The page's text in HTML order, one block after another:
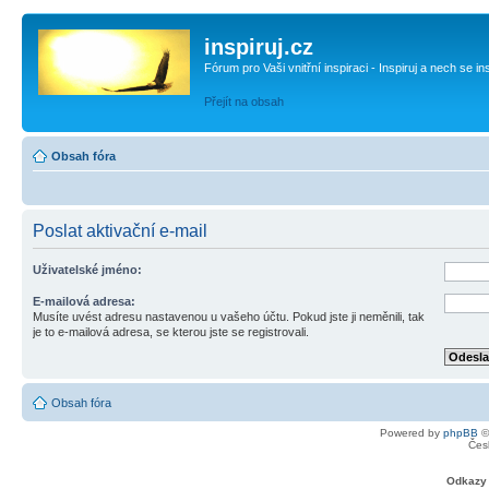
inspiruj.cz
Fórum pro Vaši vnitřní inspiraci - Inspiruj a nech se
Přejít na obsah
Obsah fóra
Poslat aktivační e-mail
Uživatelské jméno:
E-mailová adresa:
Musíte uvést adresu nastavenou u vašeho účtu. Pokud jste ji neměnili, tak
je to e-mailová adresa, se kterou jste se registrovali.
Obsah fóra
Powered by phpBB